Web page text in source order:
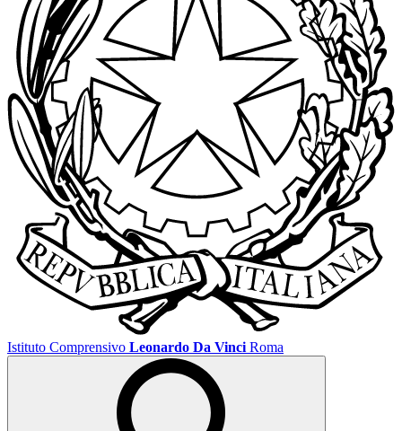
Istituto Comprensivo Leonardo Da Vinci Roma